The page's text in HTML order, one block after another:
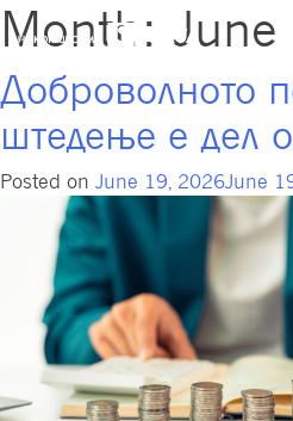
Month:
Доброволното
штедење е дел
Posted on June 19, 2026June